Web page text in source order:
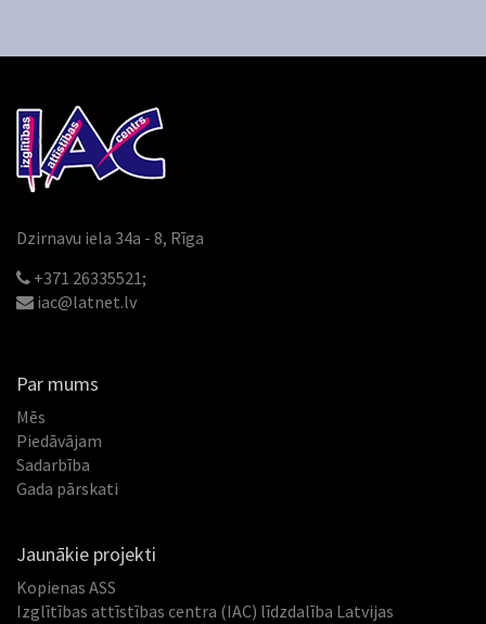
Dzirnavu iela 34a - 8, Rīga
+371 26335521;
iac@latnet.lv
Par mums
Mēs
Piedāvājam
Sadarbība
Gada pārskati
Jaunākie projekti
Kopienas ASS
Izglītības attīstības centra (IAC) līdzdalība Latvijas